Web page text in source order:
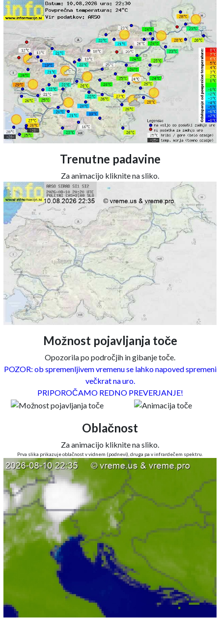
Trenutne padavine
Za animacijo kliknite na sliko.
Možnost pojavljanja toče
Opozorila po področjih in gibanje toče.
POZOR: ob spremenljivem vremenu se lahko napoved spremeni
večkrat na uro.
PRIPOROČAMO REDNO PREVERJANJE!
Oblačnost
Za animacijo kliknite na sliko.
Prva slika prikazuje oblačnost v vidnem (podnevi), druga pa v infrardečem spektru.